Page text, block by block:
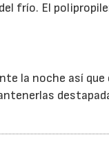
frío. El
la noche así